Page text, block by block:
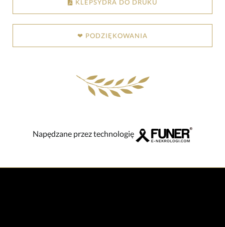
KLEPSYDRA DO DRUKU
❤ PODZIĘKOWANIA
Napędzane przez technologię